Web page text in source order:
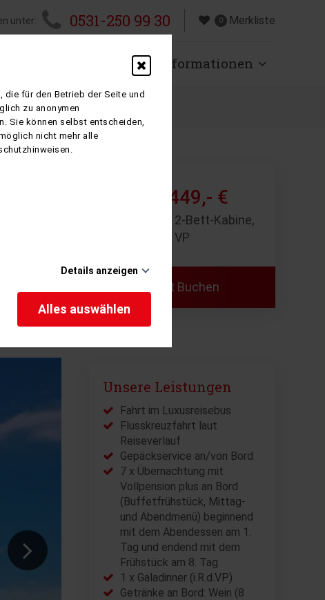
0 Merkliste
unter: 0531-250 99 30
Informationen
zu wollen,
2.449,- €
8 Tage p. P. 2-Bett-Kabine,
VP
Jetzt Buchen
Unsere Leistungen
Fahrt im Luxusreisebus
Flusskreuzfahrt laut
Reiseverlauf
Gepäckservice an/von Bord
7 x Übernachtung mit
Vollpension plus an Bord
(Buffetfrühstück, Mittag-
und Abendmenü) beginnend
mit dem Abendessen am 1.
Tag und endend mit dem
Frühstück am 8. Tag
1 x Galadinner (i.R.d.VP)
Getränke an Bord: Wein (8
die für den Betrieb der Seite und
zu anonymen
Sie können selbst entscheiden,
nicht mehr alle
Details anzeigen
Profil eingeloggt bleiben
und Analysen. Mithilfe
Web-Auftritts ermitteln und
Alles auswählen